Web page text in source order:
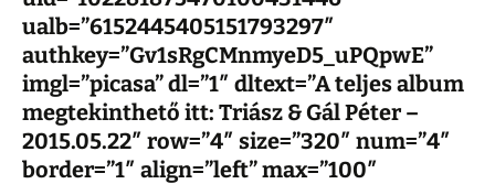
ualb=”6152445405151793297″
authkey=”Gv1sRgCMnmyeD5_uPQpwE”
imgl=”picasa” dl=”1″ dltext=”A teljes album
megtekinthető itt: Triász & Gál Péter –
2015.05.22″ row=”4″ size=”320″ num=”4″
border=”1″ align=”left” max=”100″